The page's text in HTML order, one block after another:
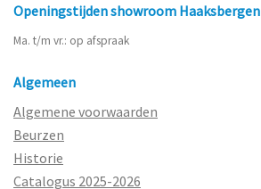
Openingstijden showroom Haaksbergen
Ma. t/m vr.: op afspraak
Algemeen
Algemene voorwaarden
Beurzen
Historie
Catalogus 2025-2026